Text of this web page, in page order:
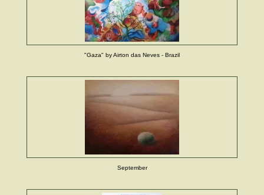
"Gaza" by Airton das Neves - Brazil
September